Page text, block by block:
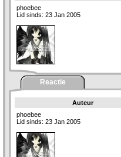
phoebee
Lid sinds: 23 Jan 2005
Reactie
Auteur
phoebee
Lid sinds: 23 Jan 2005